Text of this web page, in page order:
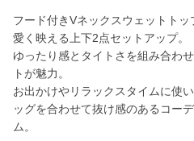
フード付きVネックスウェットト
愛く映える上下2点セットアップ。
ゆったり感とタイトさを組み合わ
トが魅力。
お出かけやリラックスタイムに使
ッグを合わせて抜け感のあるコー
ム。